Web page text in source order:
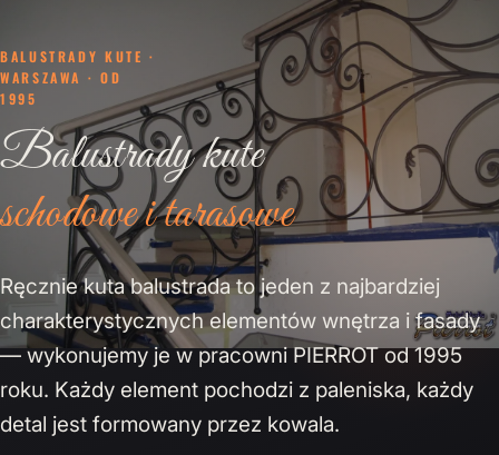
BALUSTRADY KUTE ·
WARSZAWA · OD
1995
Balustrady kute
schodowe i tarasowe
Ręcznie kuta balustrada to jeden z najbardziej
charakterystycznych elementów wnętrza i fasady
— wykonujemy je w pracowni PIERROT od 1995
roku. Każdy element pochodzi z paleniska, każdy
detal jest formowany przez kowala.